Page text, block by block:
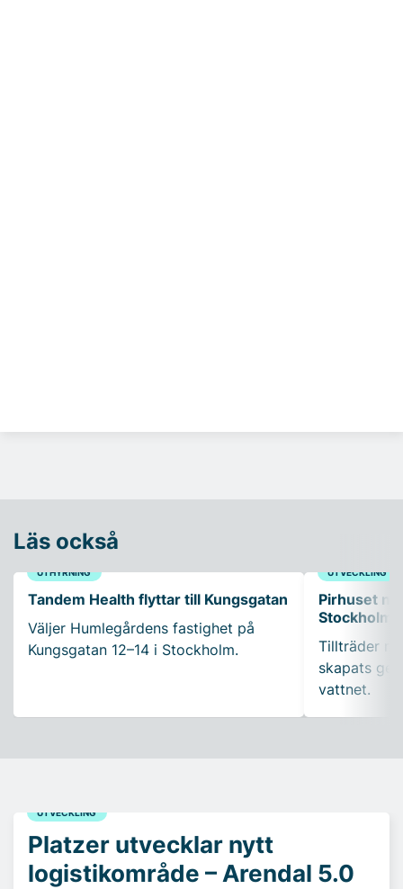
Läs också
UTHYRNING
Tandem Health flyttar till Kungsgatan
Väljer Humlegårdens fastighet på
Kungsgatan 12–14 i Stockholm.
UTVECKLING
Pirhuset
Tillträder
skapats
vattnet.
UTVECKLING
Platzer utvecklar nytt
logistikområde – Arendal 5.0